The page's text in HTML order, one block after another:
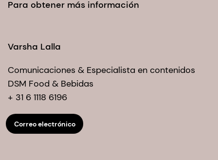
Para obtener más información
Varsha Lalla
Comunicaciones & Especialista en contenidos
DSM Food & Bebidas
+ 31 6 1118 6196
Correo electrónico